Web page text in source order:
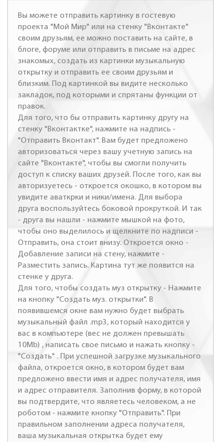
Вы можете отправить картинку в гостевую
проекта "Мой Мир" или на стенку "Вконтакте"
своим друзьям, ее можно поставить на сайте, в
блоге, форуме или отправить в письме на адрес
знакомых, создать из картинки музыкальную
открытку и отправить ее своим друзьям и
близким. Под картинкой вы видите несколько
закладок, под которыми и спрятаны функции от
правок.
Для того, что бы отправить картинку другу на
стенку "Вконтактке", нажмите на надпись -
"Отправить Вконтакт". Вам будет предложено
авторизоваться через вашу учетную запись на
сайте "Вконтакте", чтобы вы смогли получить
доступ к списку ваших друзей. После того, как вы
авторизуетесь - откроется окошко, в котором вы
увидите аваткрки и ники/имена. Для выбора
друга воспользуйтесь боковой прокруткой. И так
- друга вы нашли - нажмите мышкой на фото,
чтобы оно выделилось и щелкните по надписи -
Отправить, она стоит внизу. Откроется окно -
Добавление записи на стену, нажмите -
Разместить запись. Картина тут же появится на
стенке у друга.
Для того, чтобы создать муз открытку - Нажмите
на кнопку "Создать муз. открытки". В
появившемся окне вам нужно будет выбрать
музыкальный файл .mp3, который находится у
вас в компьютере (вес не должен превышать
10Mb) , написать свое письмо и нажать кнопку -
"Создать" . При успешной загрузке музыкального
файла, откроется окно, в котором будет вам
предложено ввести имя и адрес получателя, имя
и адрес отправителя. Заполнив форму, в которой
вы подтвердите, что являетесь человеком, а не
роботом - нажмите кнопку "Отправить". При
правильном заполнении адреса получателя,
ваша музыкальная открытка будет ему